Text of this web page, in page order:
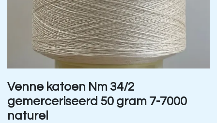
Venne katoen Nm 34/2
gemerceriseerd 50 gram 7-7000
naturel